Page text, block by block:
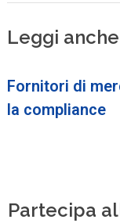
Leggi
Fornitori di
la compliance
Partecipa